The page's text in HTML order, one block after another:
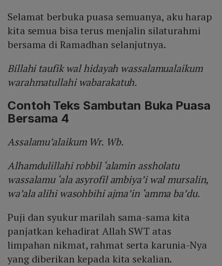
Selamat berbuka puasa semuanya, aku harap
kita semua bisa terus menjalin silaturahmi
bersama di Ramadhan selanjutnya.
Billahi taufik wal hidayah wassalamualaikum
warahmatullahi wabarakatuh.
Contoh Teks Sambutan Buka Puasa
Bersama 4
Assalamu’alaikum Wr. Wb.
Alhamdulillahi robbil ‘alamin assholatu
wassalamu ‘ala asyrofil ambiya’i wal mursalin,
wa’ala alihi wasohbihi ajma’in ‘amma ba’du.
Puji dan syukur marilah sama-sama kita
panjatkan kehadirat Allah SWT atas
limpahan nikmat, rahmat serta karunia-Nya
yang diberikan kepada kita sekalian.